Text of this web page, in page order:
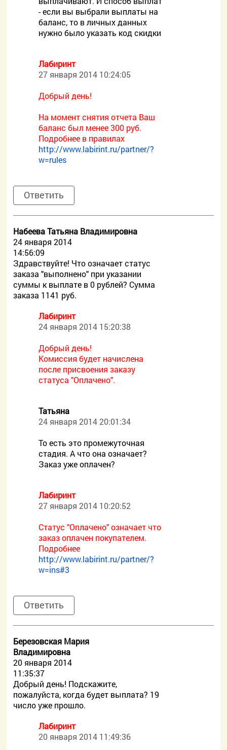
- если вы выбрали выплаты на
баланс, то в личных данных
нужно было указать код скидки
Лабиринт
27 января 2014 10:24:05
Добрый день!
На момент снятия отчета Ваш
баланс был менее 300 руб.
Подробнее в правилах
http://www.labirint.ru/partner/?
w=rules
Ответить
Набеева Татьяна Владимировна
24 января 2014
14:56:09
Здравствуйте! Что означает статус
заказа "выполнено" при указании
суммы к выплате в 0 рублей? Сумма
заказа 1141 руб.
Лабиринт
24 января 2014 15:20:38
Добрый день!
Комиссия будет начислена
после присвоения заказу
статуса "Оплачено".
Татьяна
24 января 2014 20:01:34
То есть это промежуточная
стадия. А что она означает?
Заказ уже оплачен?
Лабиринт
27 января 2014 10:20:52
Статус "Оплачено" означает что
заказ оплачен покупателем.
Подробнее
http://www.labirint.ru/partner/?
w=ins#3
Ответить
Березовская Мария
Владимировна
20 января 2014
11:35:37
Добрый день! Подскажите,
пожалуйста, когда будет выплата? 19
число уже прошло.
Лабиринт
20 января 2014 11:49:36